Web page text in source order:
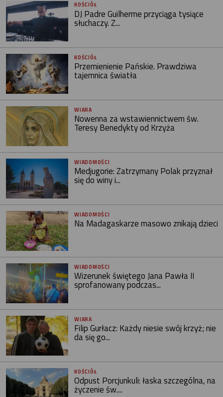
KOŚCIÓŁ
DJ Padre Guilherme przyciąga tysiące
słuchaczy. Z...
KOŚCIÓŁ
Przemienienie Pańskie. Prawdziwa
tajemnica światła
WIARA
Nowenna za wstawiennictwem św.
Teresy Benedykty od Krzyża
WIADOMOŚCI
Medjugorie: Zatrzymany Polak przyznał
się do winy i...
WIADOMOŚCI
Na Madagaskarze masowo znikają dzieci
WIADOMOŚCI
Wizerunek świętego Jana Pawła II
sprofanowany podczas...
WIARA
Filip Gurłacz: Każdy niesie swój krzyż; nie
da się go...
KOŚCIÓŁ
Odpust Porcjunkuli: łaska szczególna, na
życzenie św....